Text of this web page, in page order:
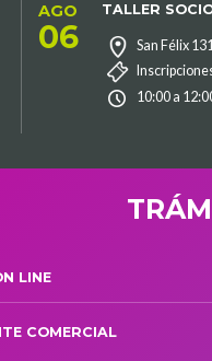
AGO
06
TALLER
San Félix
10:00 a
LINE
COMERCIAL